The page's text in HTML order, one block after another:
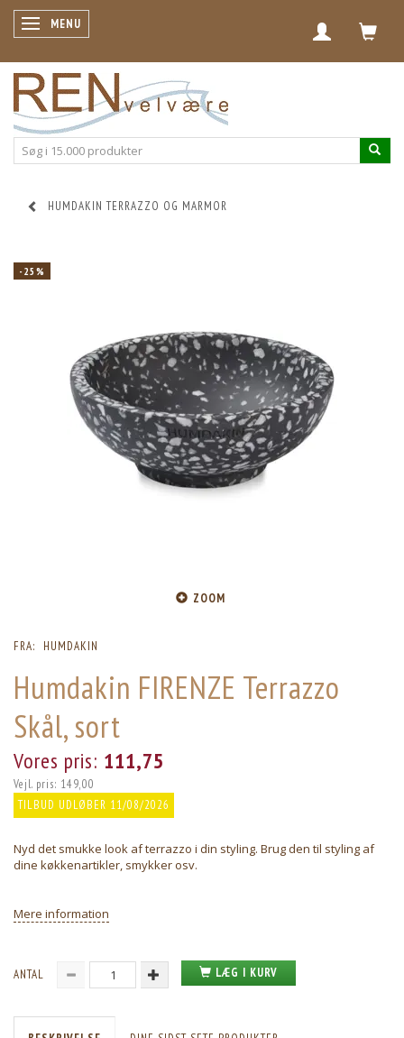
SKIFTE NAVIGATION
MENU
HUMDAKIN TERRAZZO OG MARMOR
-25%
ZOOM
FRA: HUMDAKIN
Humdakin FIRENZE Terrazzo
Skål, sort
Vores pris: 111,75
Vejl. pris: 149,00
TILBUD UDLØBER 11/08/2026
Nyd det smukke look af terrazzo i din styling. Brug den til styling af
dine køkkenartikler, smykker osv.
Mere information
ANTAL LÆG I KURV